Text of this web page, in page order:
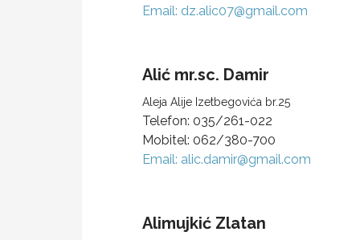
Email: dz.alic07@gmail.com
Alić mr.sc. Damir
Aleja Alije Izetbegovića br.25
Telefon: 035/261-022
Mobitel: 062/380-700
Email: alic.damir@gmail.com
Alimujkić Zlatan